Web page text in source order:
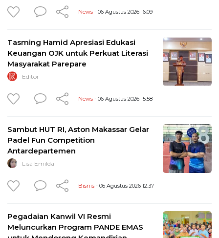
News - 06 Agustus 2026 16:09
Tasming Hamid Apresiasi Edukasi
Keuangan OJK untuk Perkuat Literasi
Masyarakat Parepare
Editor
News - 06 Agustus 2026 15:58
Sambut HUT RI, Aston Makassar Gelar
Padel Fun Competition
Antardepartemen
Lisa Emilda
Bisnis - 06 Agustus 2026 12:37
Pegadaian Kanwil VI Resmi
Meluncurkan Program PANDE EMAS